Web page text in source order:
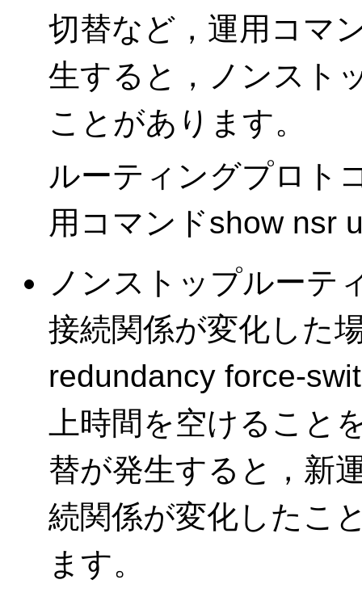
切替など，運用コマ
生すると，ノンスト
ことがあります。
ルーティングプロト
用コマンドshow nsr
ノンストップルーテ
接続関係が変化した
redundancy force-
上時間を空けること
替が発生すると，新
続関係が変化したこ
ます。